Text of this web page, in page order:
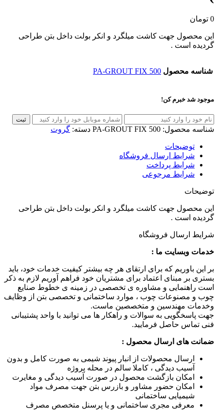
0 تومان
این محصول جهت کاشت میلگرد و انکر بولت داخل بتن طراحی
گردیده است .
شناسه محصول PA-GROUT FIX 500
موجود شد خبرم کن!
ثبت
شناسه محصول: PA-GROUT FIX 500 دسته: گروت
توضیحات
شرایط ارسال فروشگاه
شرایط پرداخت
شرایط مرجوعی
توضیحات
این محصول جهت کاشت میلگرد و انکر بولت داخل بتن طراحی
گردیده است .
شرایط ارسال فروشگاه
خدمات وبسایت ما :
بر این باوریم که برای ارتقای هر چه بیشتر کیفیت خدمات خود، باید
بستری بر مبنای اعتماد برای مشتریان خود فراهم آوریم لازم به ذکر
است راهنمایی و مشاوره ی تخصصی در زمینه ی خطوط صنایع
چوب و مصنوعات چوب ، موارد ساختمانی و تخصصی بتن از وظایف
وخدمات مهندسین و متخصصین ماست.
جهت پاسخگویی به سوالات و راهکار ها می توانید با واحد پشتیبانی
فنی تماس حاصل فرمایید.
ضمانت های ارسال محصول :
ارسال محصولات از انبار پیوند شیمی به صورت کامل و بدون
آسیب دیدگی ، کاملا سالم در محله پروژه
امکان بازگشت محصول در صورت آسیب دیدگی و مغایرت
امکان حضور مشاور و بازرس بتن جهت مصرف مواد
شیمیایی ساختمانی
معرفی مجری ساختمانی و یا پرسنل متخصص مصرف